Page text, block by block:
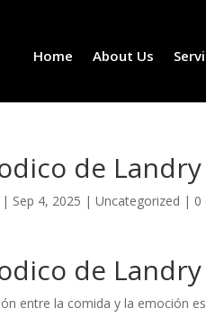
Home About Us
de
| Sep 4, 2025 |Uncategorized | 0
de
entre la comida y la emoción